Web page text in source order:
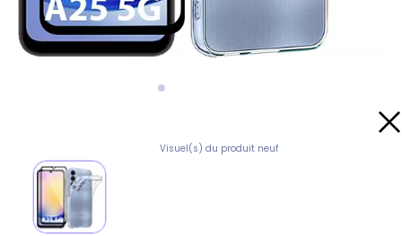
Visuel(s) du produit neuf